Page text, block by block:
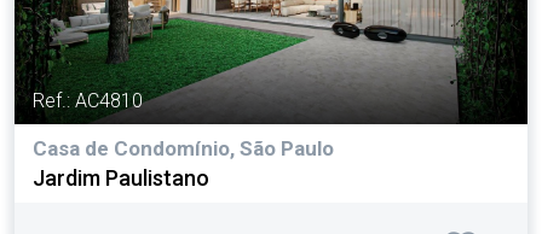
Ref.: AC4810
Casa de Condomínio, São Paulo
Jardim Paulistano